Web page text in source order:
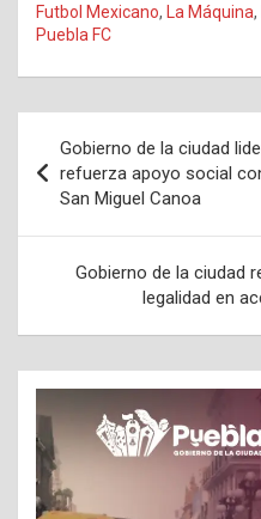
Futbol Mexicano, La Máquina,
Puebla FC
de
entradas
Gobierno de la ciudad
refuerza apoyo social
San Miguel Canoa
Gobierno de la ciudad
legalidad en